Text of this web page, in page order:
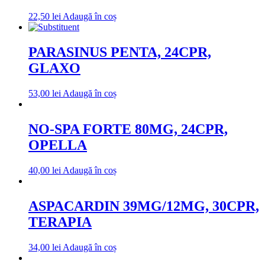
22,50 lei Adaugă în coș
PARASINUS PENTA, 24CPR,
GLAXO
53,00 lei Adaugă în coș
NO-SPA FORTE 80MG, 24CPR,
OPELLA
40,00 lei Adaugă în coș
ASPACARDIN 39MG/12MG, 30CPR,
TERAPIA
34,00 lei Adaugă în coș